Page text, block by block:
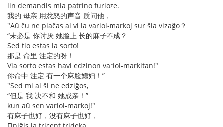
lin demandis mia patrino furioze.
我的 母亲 用忿怒的声音 质问他，
"Aŭ ĉu ne plaĉas al vi la variol-markoj sur ŝia vizaĝo？
“未必是 你讨厌 她脸上 长的麻子不成？
Sed tio estas la sorto!
那是 命里 注定的呀！
Via sorto estas havi edzinon variol-markitan!"
你命中 注定 有一个麻脸媳妇！”
"Sed mi al ŝi ne edziĝos,
“但是 我 决不和 她成亲！”
kun aŭ sen variol-markoj!"
有麻子也好，没有麻子也好，